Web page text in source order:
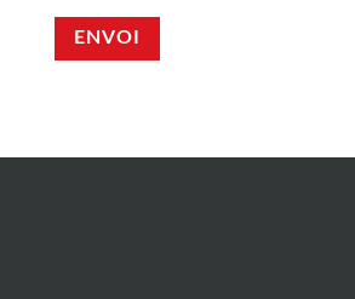
ENVOI